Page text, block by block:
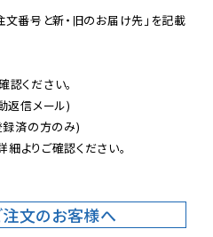
文番号と新・旧のお届け先」を記載
ください。
返信メール)
録済の方のみ)
細よりご確認ください。
注文のお客様へ